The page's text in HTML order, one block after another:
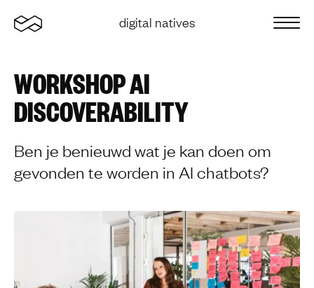
Home Sluit
digital natives
WORKSHOP AI
DISCOVERABILITY
Ben je benieuwd wat je kan doen om
gevonden te worden in AI chatbots?